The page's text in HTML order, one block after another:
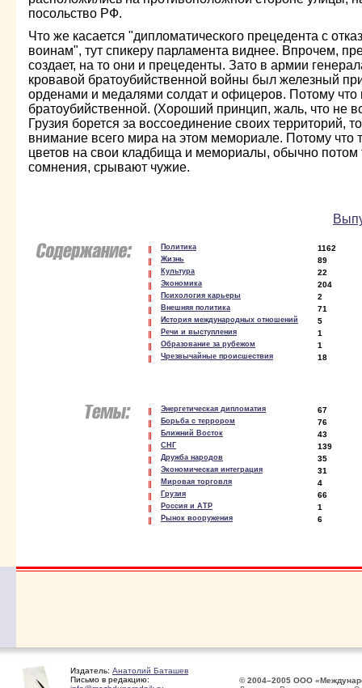
посольство РФ.
Что же касается "дипломатического прецедента с
воинам", тут спикеру парламента виднее. Впрочем,
создает, на то они и прецеденты. Зато в армии
кровавой братоубийственной войны был железный
орденами и медалями солдат и офицеров. Потому что
братоубийственной. (Хороший принцип, жаль, что не
Грузия борется за воссоединение своих территорий,
внимание всего мира на этом мемориале. Потому что
цветов на свои кладбища и мемориалы, обычно потом
сомнения, срывают чужие.
Политика 1162
Жизнь 89
Культура 22
Экономика 204
Психология карьеры 2
Внешняя политика 71
История международных отношений 5
Речи и выступления 1
Образование за рубежом 1
Чрезвычайные происшествия 18
Энергетическая дипломатия 67
Борьба с террором 76
Ближний Восток 43
СНГ 139
Дружба народов 35
Экономическая интеграция 31
Мировая торговля 4
Грузия 66
Россия и АТР 1
Рынок вооружения 6
Издатель: Анатолий Баташев
Письмо в редакцию:
© 2004–2005 ООО